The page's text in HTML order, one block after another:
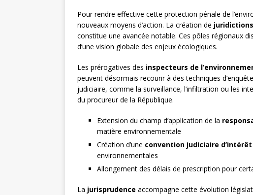
Pour rendre effective cette protection pénale de
nouveaux moyens d’action. La création de
constitue une avancée notable. Ces pôles régionaux
d’une vision globale des enjeux écologiques.
Les prérogatives des inspecteurs de
peuvent désormais recourir à des techniques
judiciaire, comme la surveillance, l’infiltration ou les
du procureur de la République.
Extension du champ d’application de la
matière environnementale
Création d’une convention judiciaire
environnementales
Allongement des délais de prescription pour
La jurisprudence accompagne cette évolution